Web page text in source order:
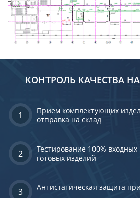
КОНТРОЛЬ КАЧЕСТВА
1
Прием комплектующих
отправка на склад
2
Тестирование 100%
готовых изделий
3 Антистатическая защита